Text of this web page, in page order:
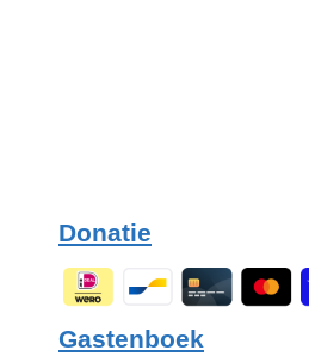
Donatie
Gastenboek